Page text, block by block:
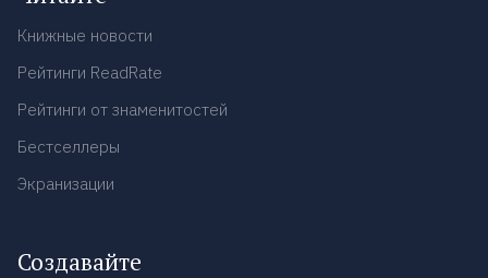
Книжные новости
Рейтинги ReadRate
Рейтинги от знаменитостей
Бестселлеры
Экранизации
Создавайте